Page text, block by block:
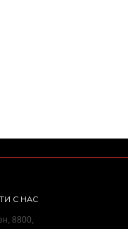
С НАС
8800,